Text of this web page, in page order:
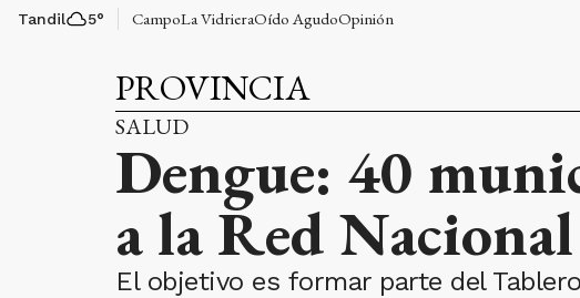
Tandil 5° CampoLa VidrieraOído AgudoOpinión
PROVINCIA
SALUD
Dengue: 40
a la Red
El objetivo es formar parte del